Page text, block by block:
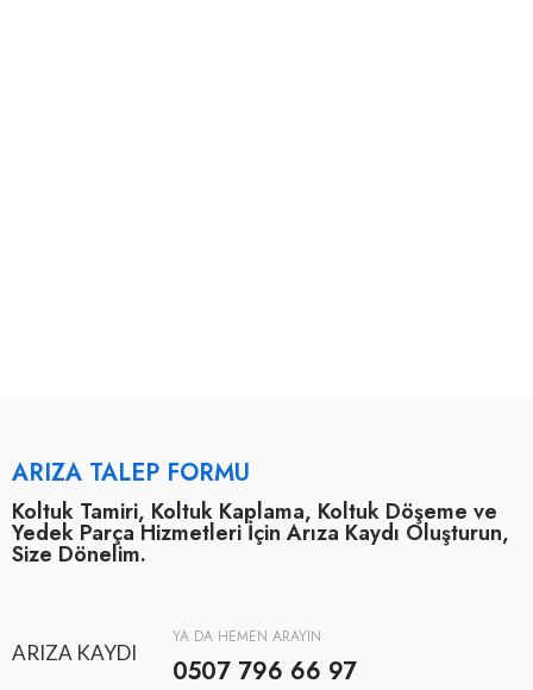
ARIZA TALEP FORMU
Koltuk Tamiri, Koltuk Kaplama, Koltuk Döşeme ve
Yedek Parça Hizmetleri İçin Arıza Kaydı Oluşturun,
Size Dönelim.
ARIZA KAYDI
YA DA HEMEN ARAYIN
0507 796 66 97